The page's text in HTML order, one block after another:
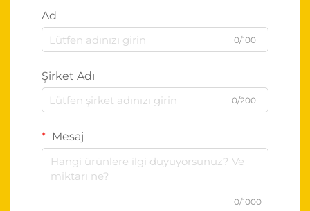
Ad
0/100
Şirket Adı
0/200
Mesaj
0/1000